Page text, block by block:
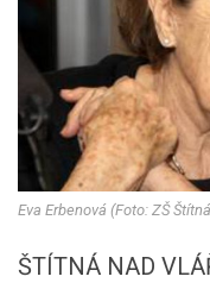
Eva Erbenová (Foto: ZŠ
ŠTÍTNÁ NAD